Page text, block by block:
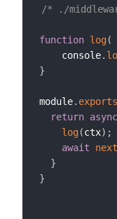
/* ./
function log(
    console
.
}
module. exports
return async
log(ctx) ;
await
next
}
}